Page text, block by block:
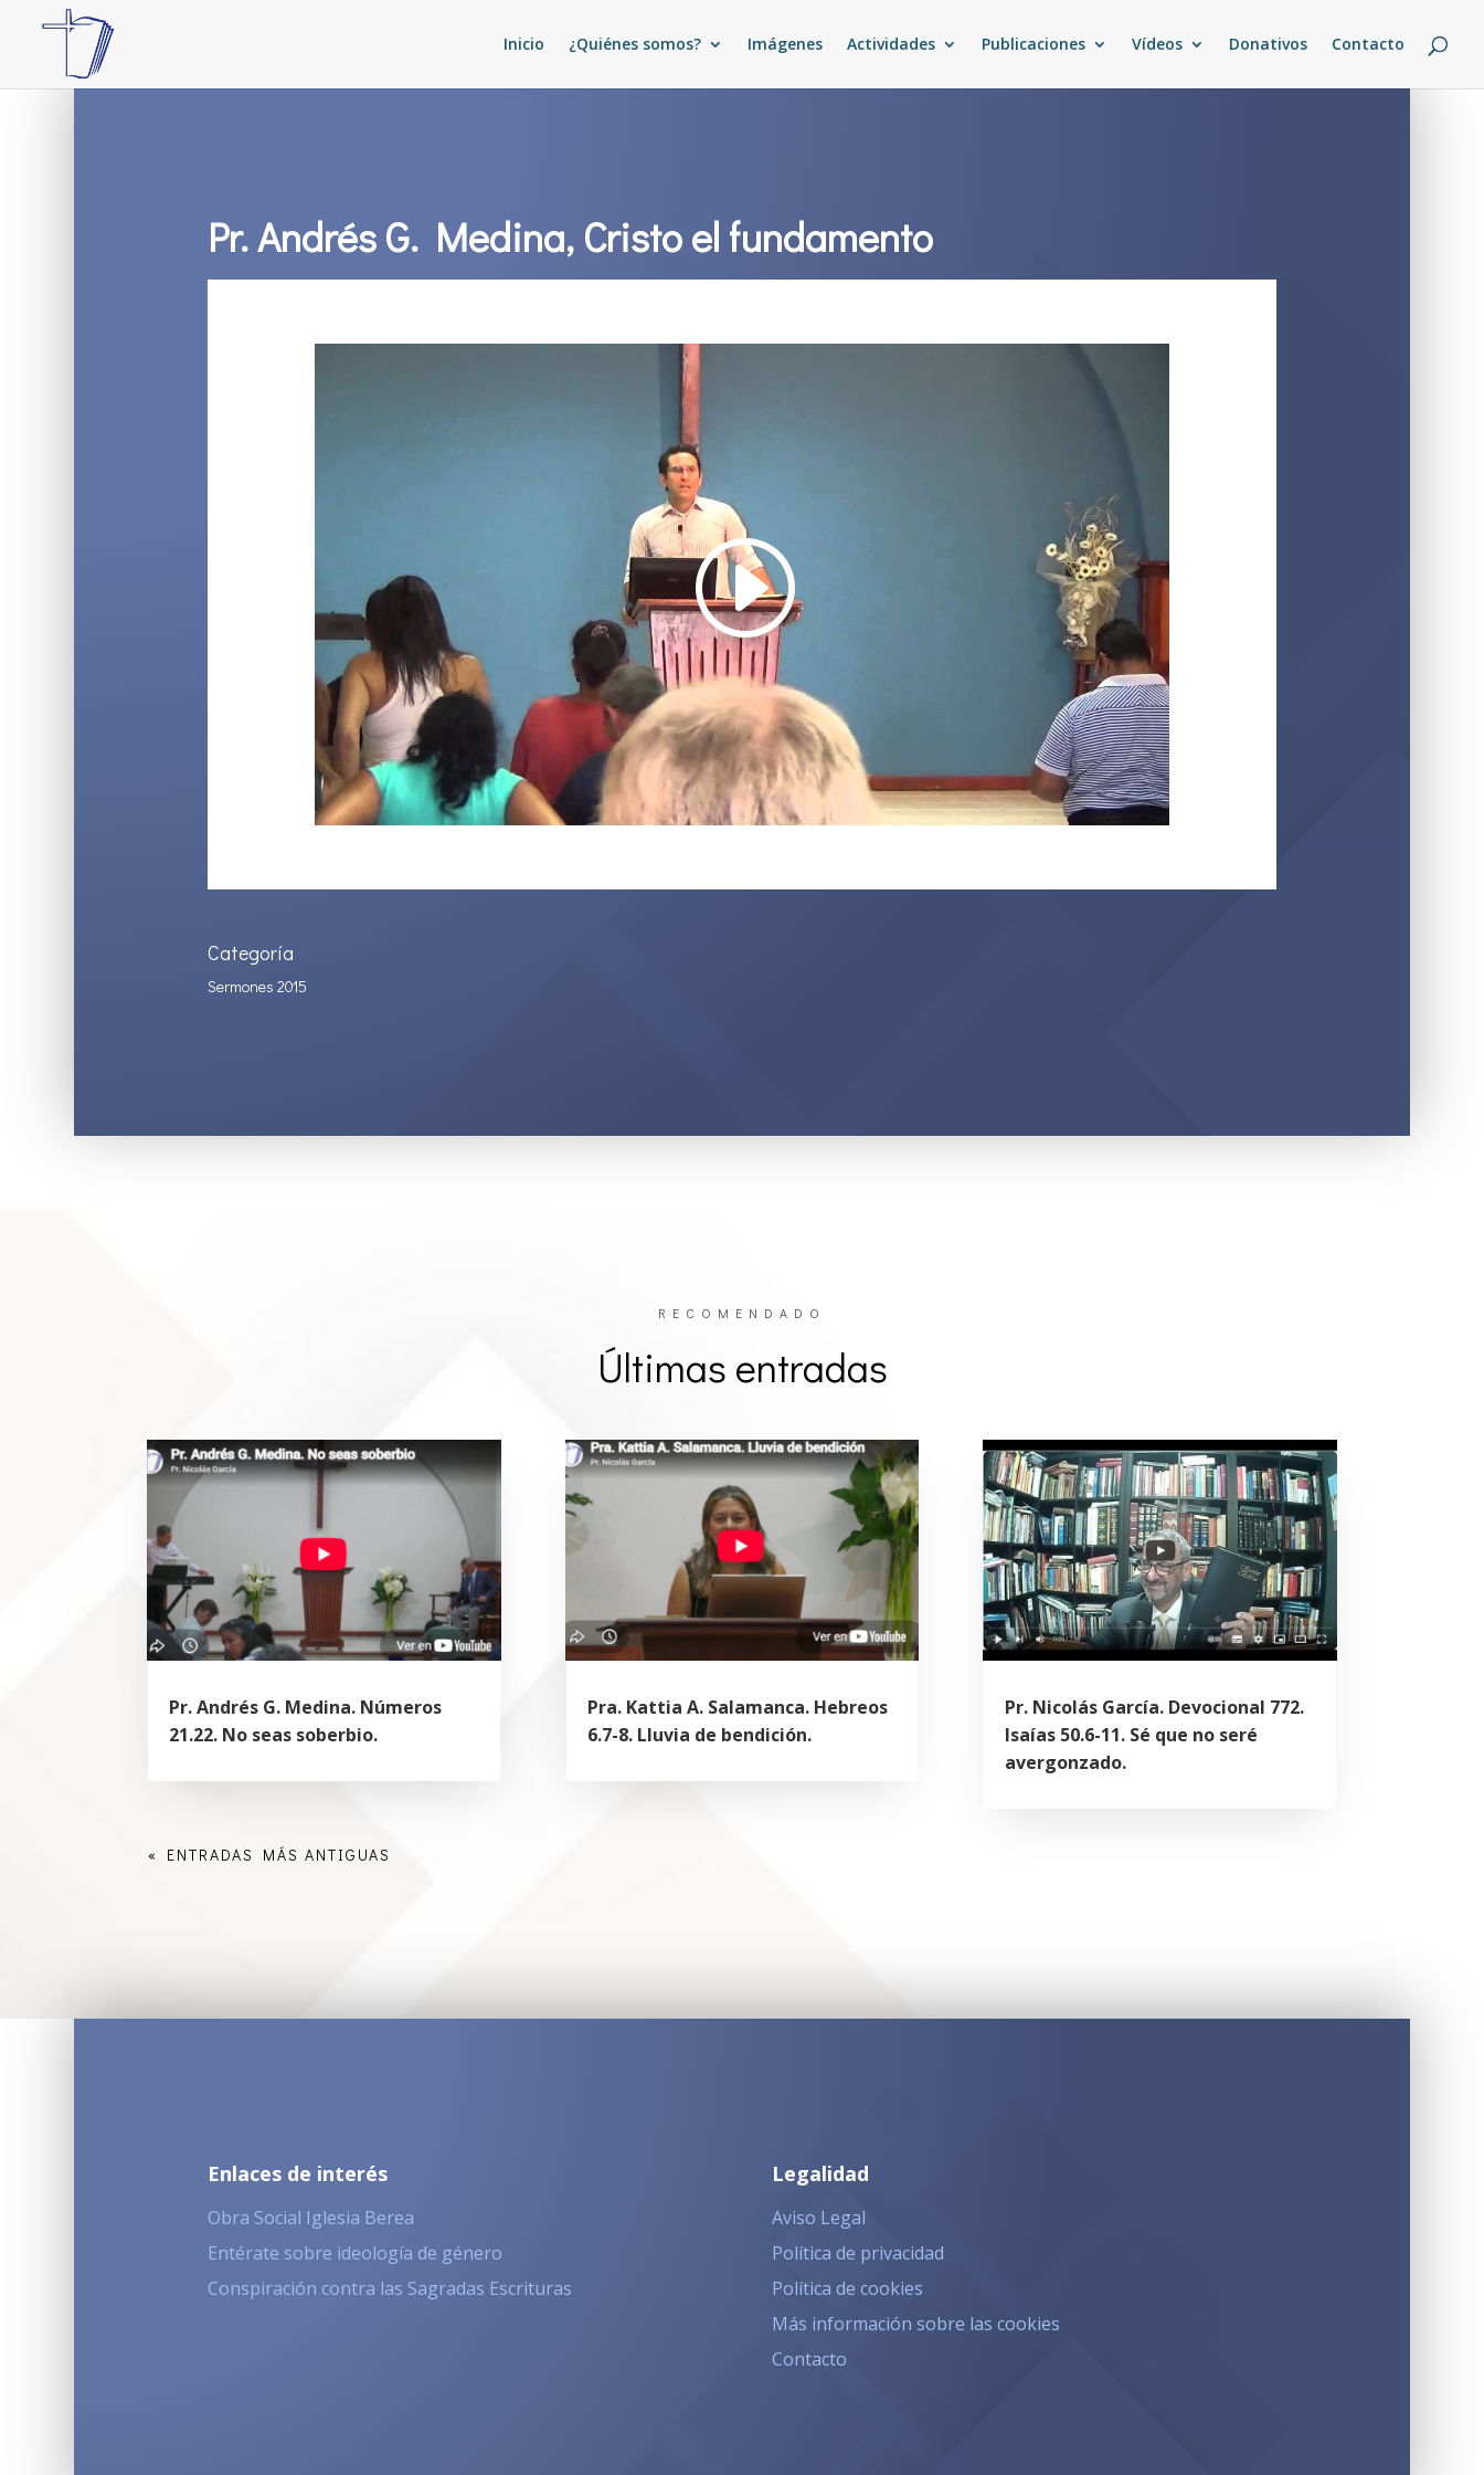
Inicio ¿Quiénes somos? Imágenes Actividades Publicaciones Vídeos Donativos Contacto
Pr. Andrés G. Medina, Cristo el fundamento
Categoría
Sermones 2015
RECOMENDADO
Últimas entradas
Pr. Andrés G. Medina. Números
21.22. No seas soberbio.
Pra. Kattia A. Salamanca. Hebreos
6.7-8. Lluvia de bendición.
Pr. Nicolás García. Devocional 772.
Isaías 50.6-11. Sé que no seré
avergonzado.
« ENTRADAS MÁS ANTIGUAS
Enlaces de interés
Obra Social Iglesia Berea
Entérate sobre ideología de género
Conspiración contra las Sagradas Escrituras
Legalidad
Aviso Legal
Política de privacidad
Política de cookies
Más información sobre las cookies
Contacto